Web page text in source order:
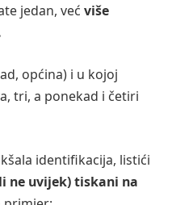
jedan, već više
općina) i u kojoj
tri, a ponekad i četiri
identifikacija, listići
ne uvijek) tiskani na